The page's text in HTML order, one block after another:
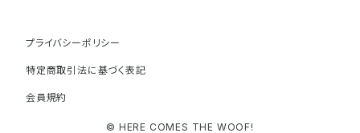
プライバシーポリシー
特定商取引法に基づく表記
会員規約
© HERE COMES THE WOOF!